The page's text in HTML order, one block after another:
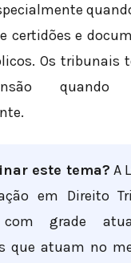
certidões e
Os tribunais
quando
este tema? A
em Direito
com grade
que atuam no